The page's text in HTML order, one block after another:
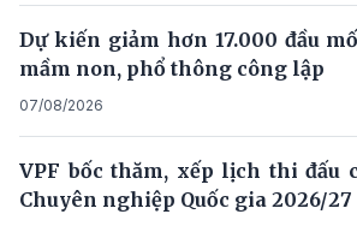
Dự kiến giảm hơn 17.000 đầu
mầm non, phổ thông công lập
07/08/2026
VPF bốc thăm, xếp lịch thi đấu
Chuyên nghiệp Quốc gia 2026/27